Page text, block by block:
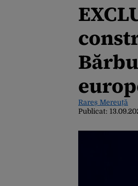
Rareș Mereuță
Publicat: